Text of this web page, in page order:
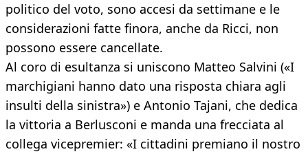
politico del voto, sono accesi da settimane e le
considerazioni fatte finora, anche da Ricci, non
possono essere cancellate.
Al coro di esultanza si uniscono Matteo Salvini («I
marchigiani hanno dato una risposta chiara agli
insulti della sinistra») e Antonio Tajani, che dedica
la vittoria a Berlusconi e manda una frecciata al
collega vicepremier: «I cittadini premiano il nostro